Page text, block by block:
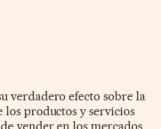
verdadero efecto sobre la
productos y servicios
vender en los mercados